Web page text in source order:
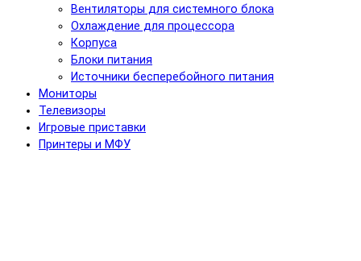
Вентиляторы для системного блока
Охлаждение для процессора
Корпуса
Блоки питания
Источники бесперебойного питания
Мониторы
Телевизоры
Игровые приставки
Принтеры и МФУ